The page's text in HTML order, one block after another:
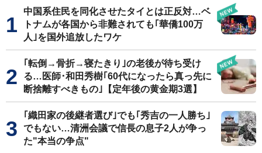
中国系住民を同化させたタイとは正反対…ベ
トナムが各国から非難されても｢華僑100万
人｣を国外追放したワケ
｢転倒→骨折→寝たきり｣の老後が待ち受け
る…医師･和田秀樹｢60代になったら真っ先に
断捨離すべきもの｣【定年後の黄金期3選】
｢織田家の後継者選び｣でも｢秀吉の一人勝ち｣
でもない…清洲会議で信長の息子2人が争っ
た"本当の争点"